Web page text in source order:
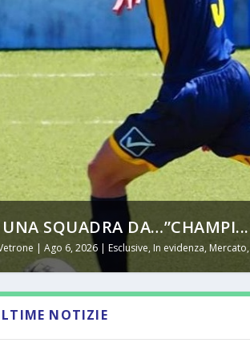
UNA SQUADRA DA…”CHAMPI...
|Ago 6, 2026 |Esclusive,In evidenza, Mercato,
NOTIZIE